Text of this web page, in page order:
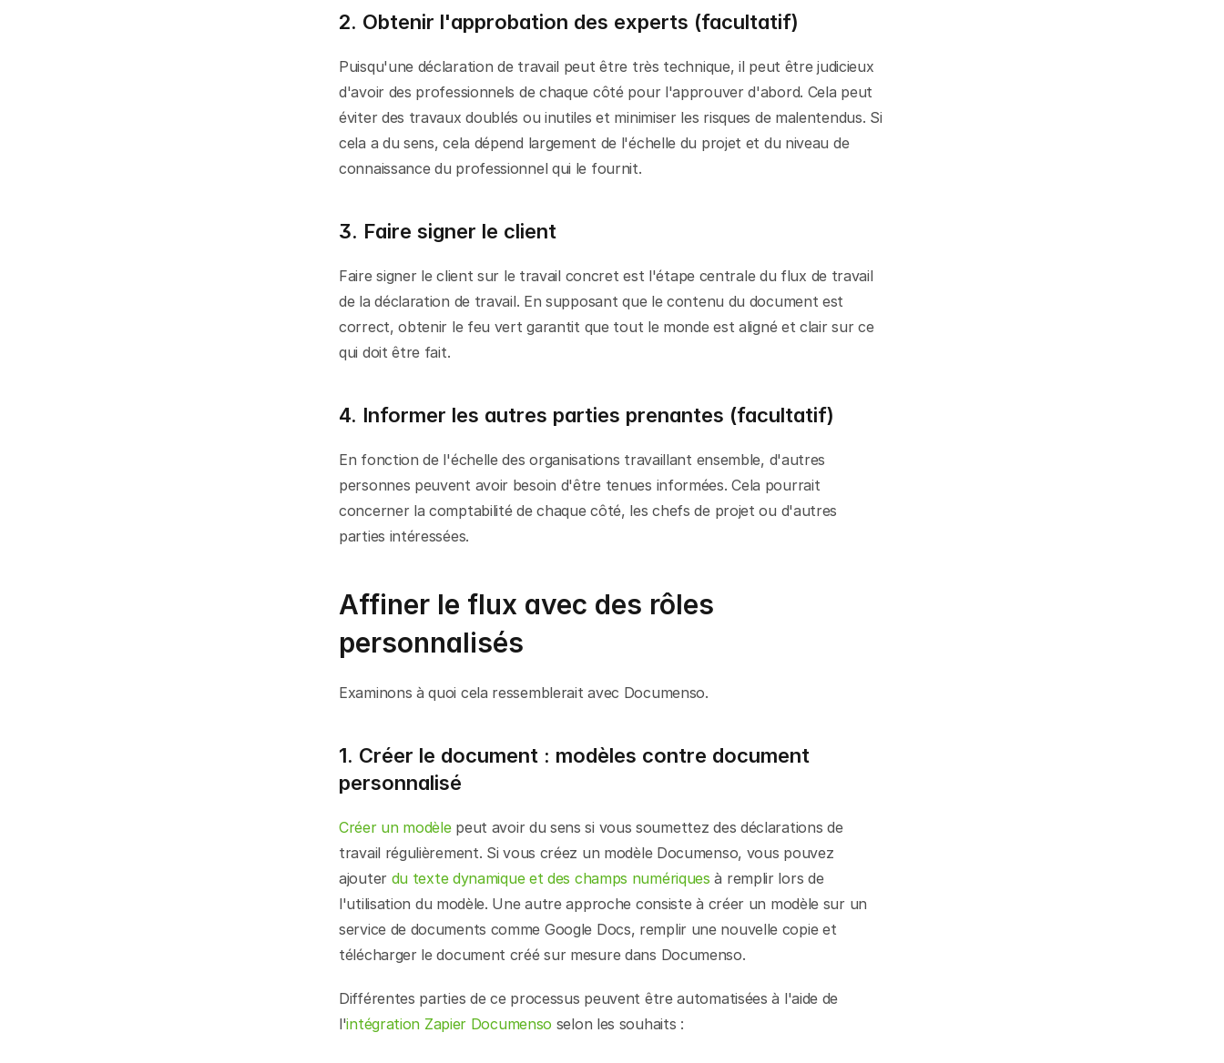
2. Obtenir l'approbation des experts (facultatif)
Puisqu'une déclaration de travail peut être très technique, il peut être judicieux
d'avoir des professionnels de chaque côté pour l'approuver d'abord. Cela peut
éviter des travaux doublés ou inutiles et minimiser les risques de malentendus. Si
cela a du sens, cela dépend largement de l'échelle du projet et du niveau de
connaissance du professionnel qui le fournit.
3. Faire signer le client
Faire signer le client sur le travail concret est l'étape centrale du flux de travail
de la déclaration de travail. En supposant que le contenu du document est
correct, obtenir le feu vert garantit que tout le monde est aligné et clair sur ce
qui doit être fait.
4. Informer les autres parties prenantes (facultatif)
En fonction de l'échelle des organisations travaillant ensemble, d'autres
personnes peuvent avoir besoin d'être tenues informées. Cela pourrait
concerner la comptabilité de chaque côté, les chefs de projet ou d'autres
parties intéressées.
Affiner le flux avec des rôles
personnalisés
Examinons à quoi cela ressemblerait avec Documenso.
1. Créer le document : modèles contre document
personnalisé
Créer un modèle peut avoir du sens si vous soumettez des déclarations de
travail régulièrement. Si vous créez un modèle Documenso, vous pouvez
ajouter du texte dynamique et des champs numériques à remplir lors de
l'utilisation du modèle. Une autre approche consiste à créer un modèle sur un
service de documents comme Google Docs, remplir une nouvelle copie et
télécharger le document créé sur mesure dans Documenso.
Différentes parties de ce processus peuvent être automatisées à l'aide de
l'intégration Zapier Documenso selon les souhaits :